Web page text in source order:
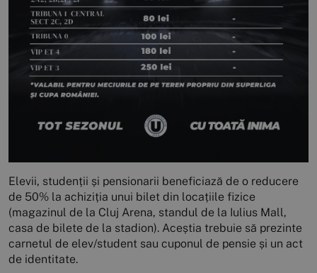
Elevii, studenții și pensionarii beneficiază de o reducere
de 50% la achiziția unui bilet din locațiile fizice
(magazinul de la Cluj Arena, standul de la Iulius Mall,
casa de bilete de la stadion). Aceștia trebuie să prezinte
carnetul de elev/student sau cuponul de pensie și un act
de identitate.